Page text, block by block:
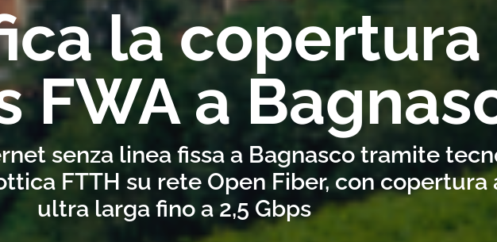
la copertura
FWA a
senza linea fissa a Bagnasco tramite
FTTH su rete Open Fiber, con copertura
ultra larga fino a 2,5 Gbps